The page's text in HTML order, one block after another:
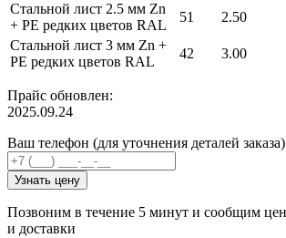
Стальной лист 2.5 мм Zn
+ PE редких цветов RAL
51 2.50
Стальной лист 3 мм Zn +
PE редких цветов RAL
42 3.00
Прайс обновлен:
2025.09.24
Ваш телефон (для уточнения деталей заказа)
Узнать цену
Позвоним в течение 5 минут и сообщим
и доставки